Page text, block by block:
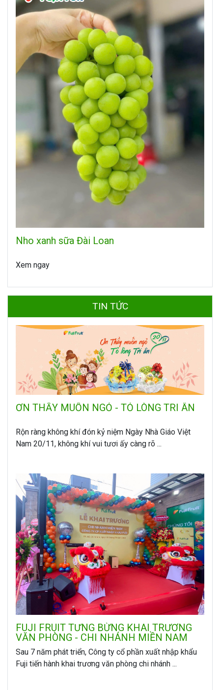
Nho xanh sữa Đài Loan
Xem ngay
TIN TỨC
ƠN THẦY MUỐN NGỎ - TỎ LÒNG TRI ÂN
Rộn ràng không khí đón kỷ niệm Ngày Nhà Giáo Việt
Nam 20/11, không khí vui tươi ấy càng rõ ...
FUJI FRUIT TƯNG BỪNG KHAI TRƯƠNG
VĂN PHÒNG - CHI NHÁNH MIỀN NAM
Sau 7 năm phát triển, Công ty cổ phần xuất nhập khẩu
Fuji tiến hành khai trương văn phòng chi nhánh ...